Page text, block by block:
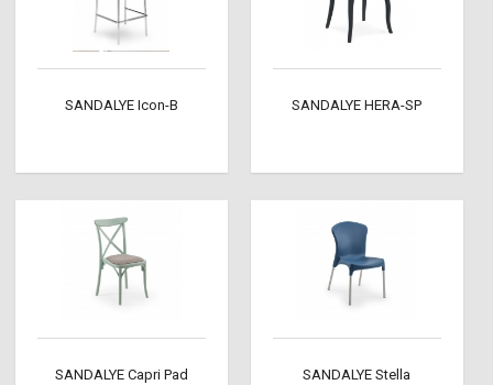
SANDALYE Icon-B SANDALYE HERA-SP
SANDALYE Capri Pad SANDALYE Stella